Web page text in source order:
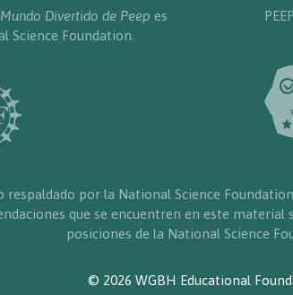
Divertido de Peep es
Science Foundation.
respaldado por la National Science
que se encuentren en este
posiciones de la National Science
© 2026 WGBH Educational